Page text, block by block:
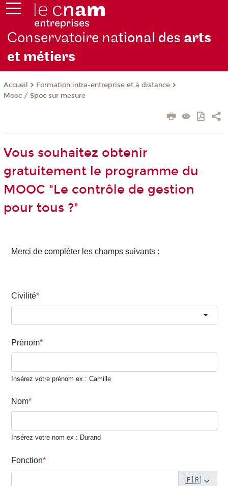
Conservatoire national des arts
et métiers
Accueil
Formation intra-entreprise et à distance
Mooc / Spoc sur mesure
Vous souhaitez obtenir
gratuitement le programme du
MOOC "Le contrôle de gestion
pour tous ?"